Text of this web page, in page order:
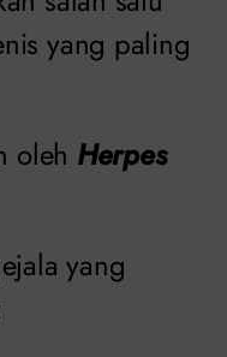
yang paling
oleh Herpes
yang